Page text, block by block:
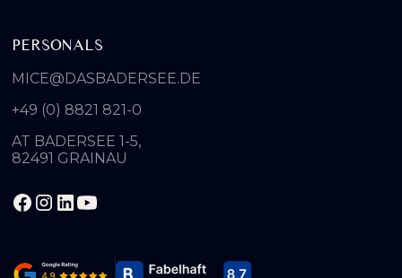
PERSONALS
MICE@DASBADERSEE.DE
+49 (0) 8821 821-0
AT BADERSEE 1-5,
82491 GRAINAU